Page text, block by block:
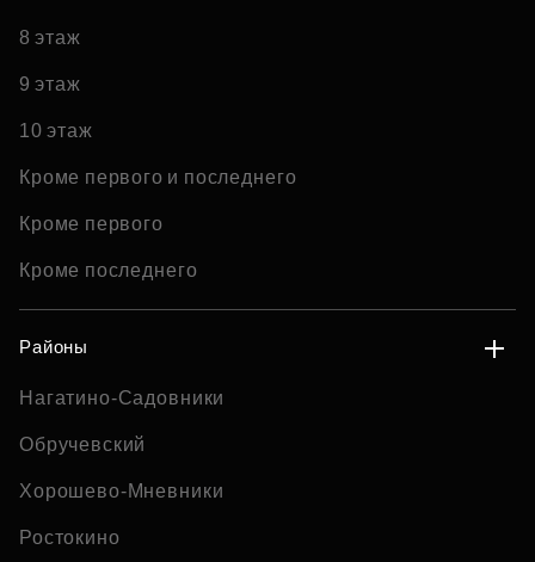
8 этаж
9 этаж
10 этаж
Кроме первого и последнего
Кроме первого
Кроме последнего
Районы
Нагатино-Садовники
Обручевский
Хорошево-Мневники
Ростокино